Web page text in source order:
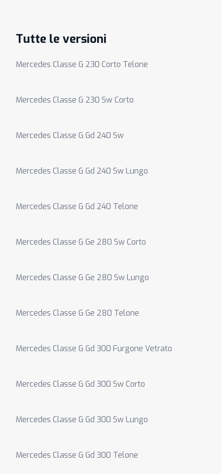
Tutte le versioni
Mercedes Classe G 230 Corto Telone
Mercedes Classe G 230 Sw Corto
Mercedes Classe G Gd 240 Sw
Mercedes Classe G Gd 240 Sw Lungo
Mercedes Classe G Gd 240 Telone
Mercedes Classe G Ge 280 Sw Corto
Mercedes Classe G Ge 280 Sw Lungo
Mercedes Classe G Ge 280 Telone
Mercedes Classe G Gd 300 Furgone Vetrato
Mercedes Classe G Gd 300 Sw Corto
Mercedes Classe G Gd 300 Sw Lungo
Mercedes Classe G Gd 300 Telone